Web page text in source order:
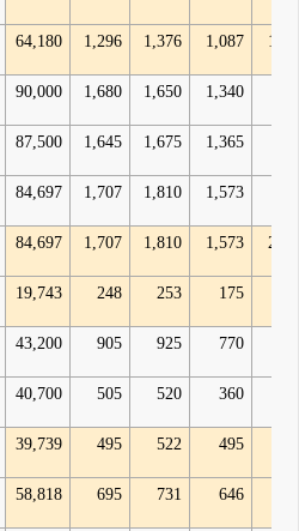
64,180 1,296 1,376 1,087
90,000 1,680 1,650 1,340
87,500 1,645 1,675 1,365
84,697 1,707 1,810 1,573
84,697 1,707 1,810 1,573
19,743 248 253 175
43,200 905 925 770
40,700 505 520 360
39,739 495 522 495
58,818 695 731 646